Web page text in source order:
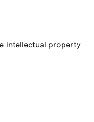
запись в Tumblr
intellectual property